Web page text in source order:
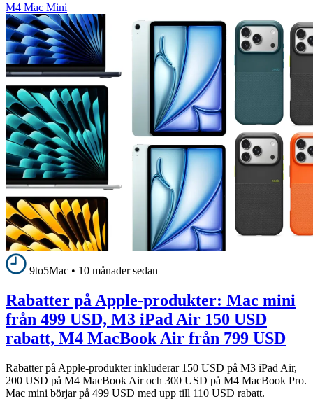
M4 Mac Mini
9to5Mac • 10 månader sedan
Rabatter på Apple-produkter: Mac mini
från 499 USD, M3 iPad Air 150 USD
rabatt, M4 MacBook Air från 799 USD
Rabatter på Apple-produkter inkluderar 150 USD på M3 iPad Air,
200 USD på M4 MacBook Air och 300 USD på M4 MacBook Pro.
Mac mini börjar på 499 USD med upp till 110 USD rabatt.